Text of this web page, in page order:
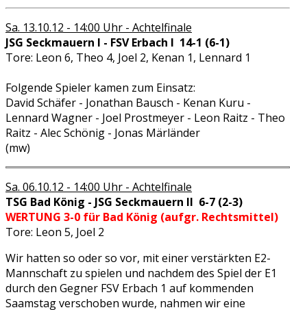
Sa. 13.10.12 - 14:00 Uhr - Achtelfinale
JSG Seckmauern I - FSV Erbach I 14-1 (6-1)
Tore: Leon 6, Theo 4, Joel 2, Kenan 1, Lennard 1
Folgende Spieler kamen zum Einsatz:
David Schäfer - Jonathan Bausch - Kenan Kuru -
Lennard Wagner - Joel Prostmeyer - Leon Raitz - Theo
Raitz - Alec Schönig - Jonas Märländer
(mw)
Sa. 06.10.12 - 14:00 Uhr - Achtelfinale
TSG Bad König - JSG Seckmauern II 6-7 (2-3)
WERTUNG 3-0 für Bad König (aufgr. Rechtsmittel)
Tore: Leon 5, Joel 2
Wir hatten so oder so vor, mit einer verstärkten E2-
Mannschaft zu spielen und nachdem des Spiel der E1
durch den Gegner FSV Erbach 1 auf kommenden
Saamstag verschoben wurde, nahmen wir eine